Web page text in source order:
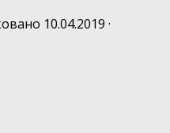
10.04.2019 ·